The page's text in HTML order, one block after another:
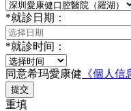
*就診日期：
*就診时间：
同意希玛愛康健 《個人信
提交
重填